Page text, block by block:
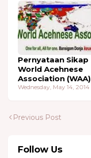
Pernyataan Sikap
World Acehnese
Association (WAA)
Dalam Pemilu
Wednesday, May 14, 2014
Previous Post
Follow Us